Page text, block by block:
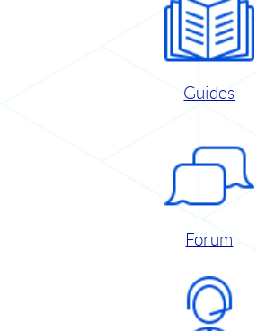
Guides
Forum